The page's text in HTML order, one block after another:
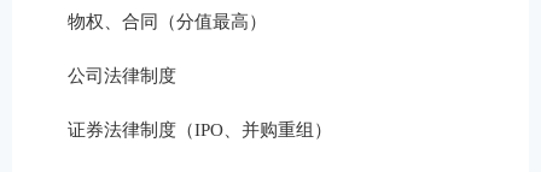
物权、合同（分值最高）
公司法律制度
证券法律制度（IPO、并购重组）